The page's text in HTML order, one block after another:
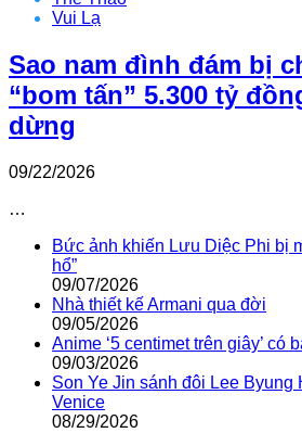
Vui Lạ
Sao nam đình đám bị
“bom tấn” 5.300 tỷ
dừng
09/22/2026
…
Bức ảnh khiến Lưu Diệc Phi bị
hổ”
09/07/2026
Nhà thiết kế Armani qua đời
09/05/2026
Anime ‘5 centimet trên giây’ có
09/03/2026
Son Ye Jin sánh đôi Lee Byung
Venice
08/29/2026